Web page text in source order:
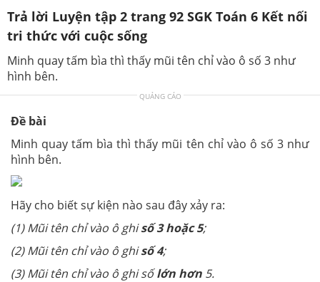
Trả lời Luyện tập 2 trang 92 SGK Toán 6 Kết nối
tri thức với cuộc sống
Minh quay tấm bìa thì thấy mũi tên chỉ vào ô số 3 như
hình bên.
QUẢNG CÁO
Đề bài
Minh quay tấm bìa thì thấy mũi tên chỉ vào ô số 3 như
hình bên.
Hãy cho biết sự kiện nào sau đây xảy ra:
(1) Mũi tên chỉ vào ô ghisố 3 hoặc 5;
(2) Mũi tên chỉ vào ô ghisố 4;
(3) Mũi tên chỉ vào ô ghi sốlớn hơn 5.